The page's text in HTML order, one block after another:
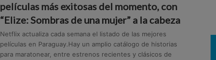
películas más exitosas del momento, con
“Elize: Sombras de una mujer” a la cabeza
Netflix actualiza cada semana el listado de las mejores
películas en Paraguay.Hay un amplio catálogo de historias
para maratonear, entre estrenos recientes y clásicos de